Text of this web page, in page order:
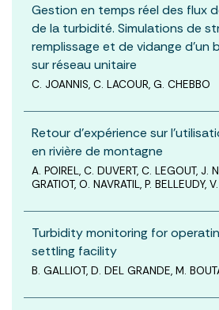
Gestion en temps réel des flux
de la turbidité. Simulations de
remplissage et de vidange d’un
sur réseau unitaire
C. JOANNIS, C. LACOUR, G. CHEBBO
Retour d’expérience sur
en rivière de montagne
A. POIREL, C. DUVERT, C. LEGOUT, J.
GRATIOT, O. NAVRATIL, P. BELLEUDY,
Turbidity monitoring for
settling facility
B. GALLIOT, D. DEL GRANDE, M.